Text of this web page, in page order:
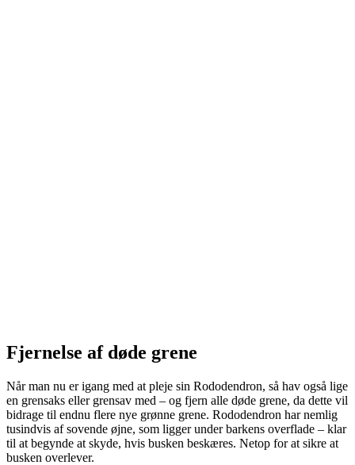
Fjernelse af døde grene
Når man nu er igang med at pleje sin Rododendron, så hav også lige
en grensaks eller grensav med – og fjern alle døde grene, da dette vil
bidrage til endnu flere nye grønne grene. Rododendron har nemlig
tusindvis af sovende øjne, som ligger under barkens overflade – klar
til at begynde at skyde, hvis busken beskæres. Netop for at sikre at
busken overlever.